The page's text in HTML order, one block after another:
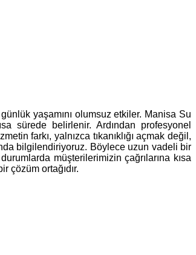
yaşamını olumsuz etkiler. Manisa Su
sürede belirlenir. Ardından profesyonel
farkı, yalnızca tıkanıklığı açmak değil,
bilgilendiriyoruz. Böylece uzun vadeli bir
müşterilerimizin çağrılarına kısa
çözüm ortağıdır.